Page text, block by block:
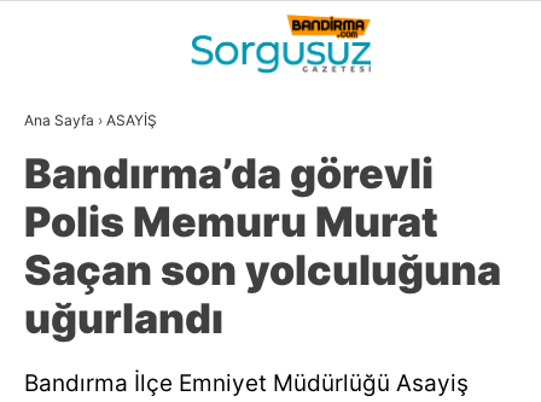
31.9
BALIKESIR
VİDEO YAZARLAR
SİYASET
EKONOMİ
SPOR
Ana Sayfa › ASAYİŞ
Bandırma’da görevli
Polis Memuru Murat
Saçan son yolculuğuna
uğurlandı
Bandırma İlçe Emniyet Müdürlüğü Asayiş